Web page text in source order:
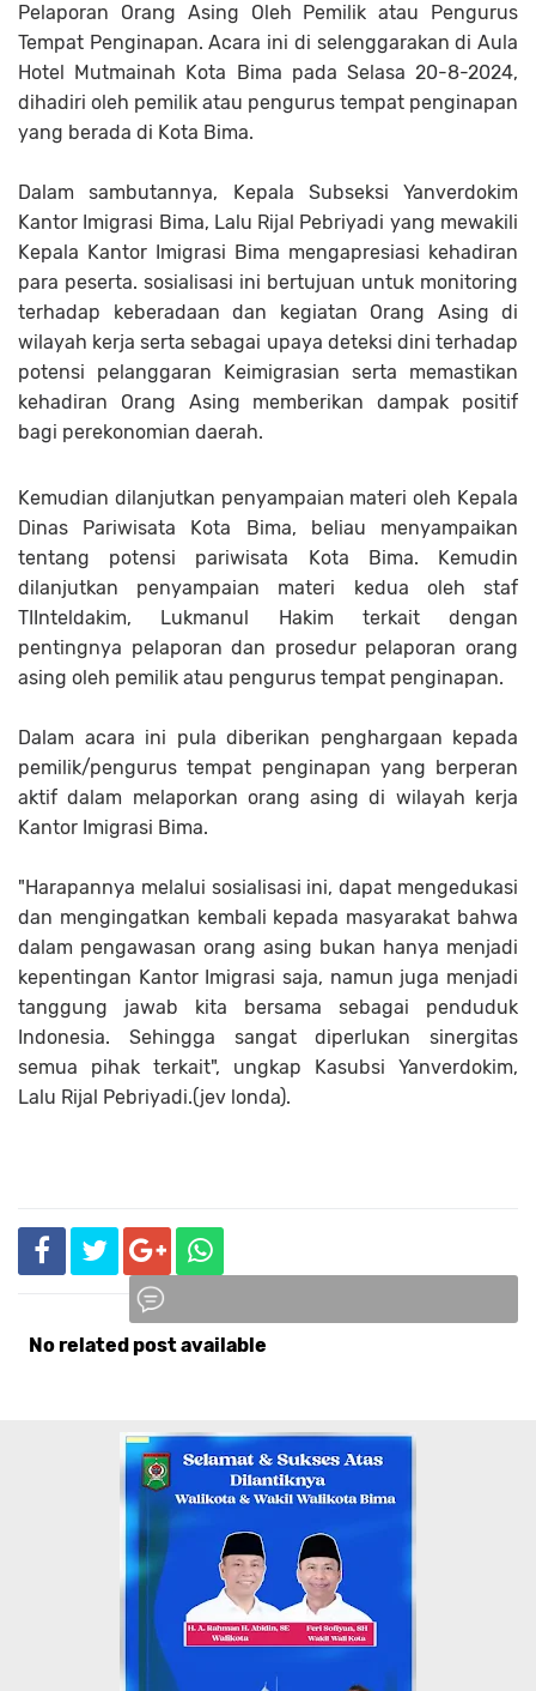
Pelaporan Orang Asing Oleh Pemilik atau Pengurus
Tempat Penginapan. Acara ini di selenggarakan di Aula
Hotel Mutmainah Kota Bima pada Selasa 20-8-2024,
dihadiri oleh pemilik atau pengurus tempat penginapan
yang berada di Kota Bima.
Dalam sambutannya, Kepala Subseksi Yanverdokim
Kantor Imigrasi Bima, Lalu Rijal Pebriyadi yang mewakili
Kepala Kantor Imigrasi Bima mengapresiasi kehadiran
para peserta. sosialisasi ini bertujuan untuk monitoring
terhadap keberadaan dan kegiatan Orang Asing di
wilayah kerja serta sebagai upaya deteksi dini terhadap
potensi pelanggaran Keimigrasian serta memastikan
kehadiran Orang Asing memberikan dampak positif
bagi perekonomian daerah.
Kemudian dilanjutkan penyampaian materi oleh Kepala
Dinas Pariwisata Kota Bima, beliau menyampaikan
tentang potensi pariwisata Kota Bima. Kemudin
dilanjutkan penyampaian materi kedua oleh staf
TIInteldakim, Lukmanul Hakim terkait dengan
pentingnya pelaporan dan prosedur pelaporan orang
asing oleh pemilik atau pengurus tempat penginapan.
Dalam acara ini pula diberikan penghargaan kepada
pemilik/pengurus tempat penginapan yang berperan
aktif dalam melaporkan orang asing di wilayah kerja
Kantor Imigrasi Bima.
"Harapannya melalui sosialisasi ini, dapat mengedukasi
dan mengingatkan kembali kepada masyarakat bahwa
dalam pengawasan orang asing bukan hanya menjadi
kepentingan Kantor Imigrasi saja, namun juga menjadi
tanggung jawab kita bersama sebagai penduduk
Indonesia. Sehingga sangat diperlukan sinergitas
semua pihak terkait", ungkap Kasubsi Yanverdokim,
Lalu Rijal Pebriyadi.(jev londa).
No related post available